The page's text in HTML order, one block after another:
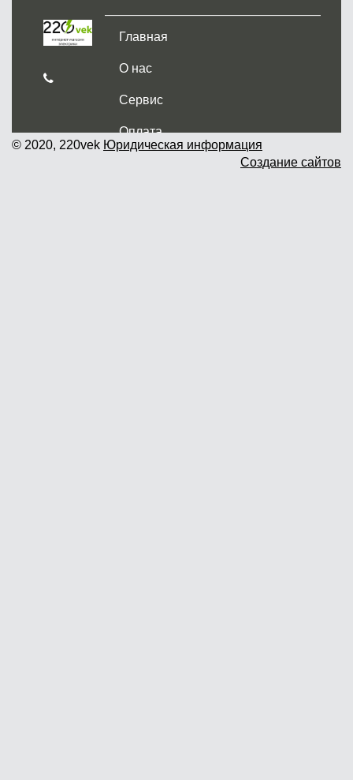
Главная
О нас
Сервис
Оплата
Доставка и самовывоз
© 2020, 220vek Юридическая информация
Создание сайтов